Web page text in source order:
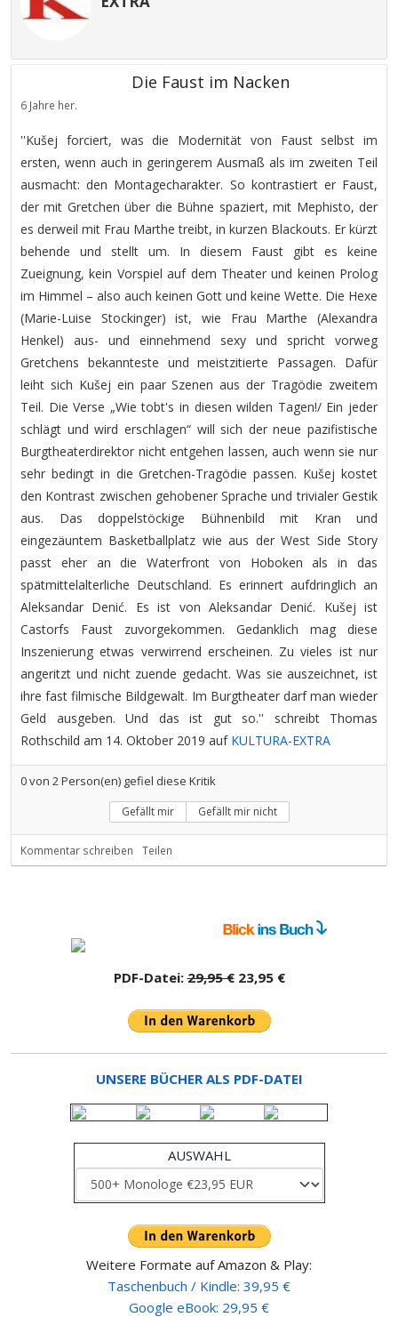
Die Faust im Nacken
6 Jahre her.
''Kušej forciert, was die Modernität von Faust selbst im
ersten, wenn auch in geringerem Ausmaß als im zweiten Teil
ausmacht: den Montagecharakter. So kontrastiert er Faust,
der mit Gretchen über die Bühne spaziert, mit Mephisto, der
es derweil mit Frau Marthe treibt, in kurzen Blackouts. Er kürzt
behende und stellt um. In diesem Faust gibt es keine
Zueignung, kein Vorspiel auf dem Theater und keinen Prolog
im Himmel – also auch keinen Gott und keine Wette. Die Hexe
(Marie-Luise Stockinger) ist, wie Frau Marthe (Alexandra
Henkel) aus- und einnehmend sexy und spricht vorweg
Gretchens bekannteste und meistzitierte Passagen. Dafür
leiht sich Kušej ein paar Szenen aus der Tragödie zweitem
Teil. Die Verse „Wie tobt's in diesen wilden Tagen!/ Ein jeder
schlägt und wird erschlagen“ will sich der neue pazifistische
Burgtheaterdirektor nicht entgehen lassen, auch wenn sie nur
sehr bedingt in die Gretchen-Tragödie passen. Kušej kostet
den Kontrast zwischen gehobener Sprache und trivialer Gestik
aus. Das doppelstöckige Bühnenbild mit Kran und
eingezäuntem Basketballplatz wie aus der West Side Story
passt eher an die Waterfront von Hoboken als in das
spätmittelalterliche Deutschland. Es erinnert aufdringlich an
Aleksandar Denić. Es ist von Aleksandar Denić. Kušej ist
Castorfs Faust zuvorgekommen. Gedanklich mag diese
Inszenierung etwas verwirrend erscheinen. Zu vieles ist nur
angeritzt und nicht zuende gedacht. Was sie auszeichnet, ist
ihre fast filmische Bildgewalt. Im Burgtheater darf man wieder
Geld ausgeben. Und das ist gut so.'' schreibt Thomas
Rothschild am 14. Oktober 2019 auf KULTURA-EXTRA
0von 2Person(en) gefiel diese Kritik
Gefällt mir Gefällt mir nicht
Kommentar schreiben Teilen
PDF-Datei:29,95 €23,95 €
UNSERE BÜCHER ALS PDF-DATEI
AUSWAHL
Weitere Formate auf Amazon & Play:
Taschenbuch / Kindle: 39,95 €
Google eBook: 29,95 €